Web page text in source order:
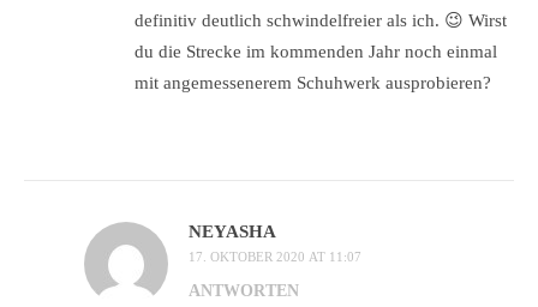
definitiv deutlich schwindelfreier als ich. 😉 Wirst
du die Strecke im kommenden Jahr noch einmal
mit angemessenerem Schuhwerk ausprobieren?
NEYASHA
17. OKTOBER 2020 AT 11:07
ANTWORTEN